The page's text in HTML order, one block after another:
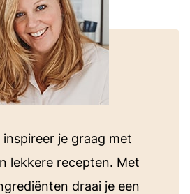
inspireer je graag met
lekkere recepten. Met
draai je een